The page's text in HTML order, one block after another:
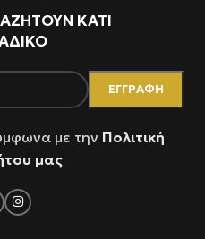
ΚΑΤΙ
με την Πολιτική
μας